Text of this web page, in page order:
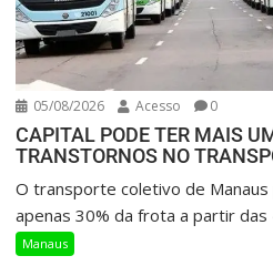
05/08/2026 Acesso 0
CAPITAL PODE TER MAIS
TRANSTORNOS NO
O transporte coletivo de
apenas 30% da frota a partir das
Manaus